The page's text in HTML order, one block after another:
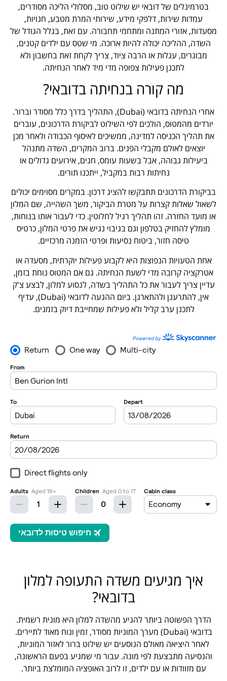
בטרמינלים של דובאי יש שילוט טוב, מסלולי הליכה מסודרים,
עמדות שירות, דלפקי מידע, שירותי המרת מטבע, חנויות,
מסעדות, אזורי המתנה ומתחמי תחבורה. עם זאת, בגלל הגודל של
השדה, ההליכה יכולה להיות ארוכה. מי שטס עם ילדים קטנים,
מבוגרים, עגלות או הרבה ציוד, צריך לקחת זאת בחשבון ולא
לתכנן פעילות צפופה מדי מיד לאחר הנחיתה.
מה קורה בנחיתה בדובאי?
אחרי הנחיתה בדובאי (Dubai), התהליך בדרך כלל מסודר וברור.
יורדים מהמטוס, הולכים לפי השילוט לביקורת הדרכונים, עוברים
את תהליך הכניסה למדינה, ממשיכים לאיסוף הכבודה ולאחר מכן
יוצאים לאולם מקבלי הפנים. ברוב המקרים, השדה מתנהל
ביעילות גבוהה, אבל בשעות עומס, חגים, אירועים גדולים או
נחיתות רבות במקביל, ייתכנו תורים.
בביקורת הדרכונים תתבקשו להציג דרכון. במקרים מסוימים יכולים
לשאול שאלות קצרות על מטרת הביקור, משך השהייה, שם המלון
או מועד החזרה. זהו תהליך רגיל לחלוטין. כדי לעבור אותו בנוחות,
מומלץ להחזיק בטלפון וגם בגיבוי נגיש את פרטי המלון, כרטיס
טיסה חזור, ביטוח נסיעות ופרטי הזמנה מרכזיים.
אחת הטעויות הנפוצות היא לקבוע פעילות יוקרתית, מסעדה או
אטרקציה קרובה מדי לשעת הנחיתה. גם אם המטוס נוחת בזמן,
עדיין צריך לעבור את כל התהליך בשדה, לנסוע למלון, לבצע צ'ק
אין, להתרענן ולהתארגן. ביום ההגעה לדובאי (Dubai), עדיף
לתכנן ערב קליל ולא פעילות שמחייבת דיוק בזמנים.
איך מגיעים משדה התעופה למלון
בדובאי?
הדרך הפשוטה ביותר להגיע מהשדה למלון היא מונית רשמית.
בדובאי (Dubai) מערך המוניות מסודר, זמין ונוח מאוד לתיירים.
לאחר היציאה מאולם הנוסעים יש שילוט ברור לאזור המוניות,
והנסיעה מתבצעת לפי מונה. עבור מי שמגיע בפעם הראשונה,
עם מזוודות או עם ילדים, זו לרוב האופציה המומלצת ביותר.